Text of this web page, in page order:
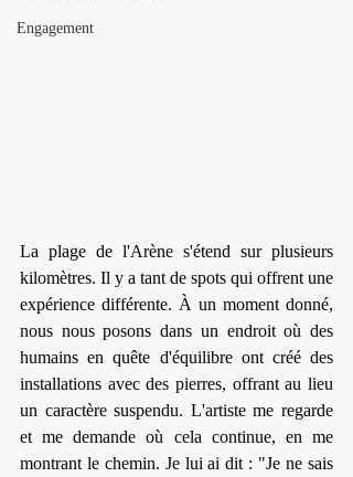
Engagement
La plage de l'Arène s'étend sur plusieurs
kilomètres. Il y a tant de spots qui offrent une
expérience différente. À un moment donné,
nous nous posons dans un endroit où des
humains en quête d'équilibre ont créé des
installations avec des pierres, offrant au lieu
un caractère suspendu. L'artiste me regarde
et me demande où cela continue, en me
montrant le chemin. Je lui ai dit : "Je ne sais